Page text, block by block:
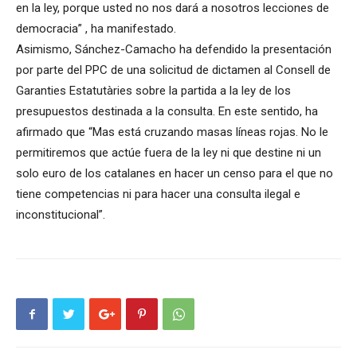
en la ley, porque usted no nos dará a nosotros lecciones de
democracia” , ha manifestado.
Asimismo, Sánchez-Camacho ha defendido la presentación
por parte del PPC de una solicitud de dictamen al Consell de
Garanties Estatutàries sobre la partida a la ley de los
presupuestos destinada a la consulta. En este sentido, ha
afirmado que “Mas está cruzando masas líneas rojas. No le
permitiremos que actúe fuera de la ley ni que destine ni un
solo euro de los catalanes en hacer un censo para el que no
tiene competencias ni para hacer una consulta ilegal e
inconstitucional”.